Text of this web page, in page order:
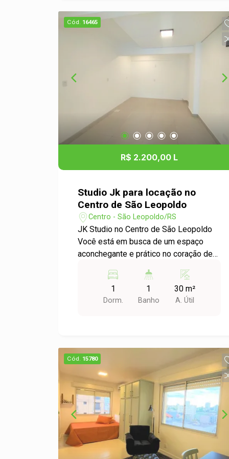
comércio, transporte público e serviços
essenciais. O ambiente é otimizado
para proporcionar conforto e
funcionalidade, ideal para estudantes,
acolhedor. - Próximo a supermercados,
farmácias, restaurantes e tudo o que
você precisa no dia a dia. Não perca a
oportunidade de morar em um dos
Leopoldo. Entre em contato conosco
novo lar! Aguardamos sua mensagem!
Cód. 16465
R$ 2.200,00 L
Studio Jk para locação no
Centro de São Leopoldo
Centro - São Leopoldo/RS
JK Studio no Centro de São Leopoldo
Você está em busca de um espaço
aconchegante e prático no coração de
novo lar: um maravilhoso JK Studio
disponível para locação no bairro
Centro. Características do Apartamento:
charmoso apartamento é ideal para
quem busca conforto e praticidade.
Com uma área útil de 30 m², o espaço
foi projetado para maximizar a
funcionalidade, oferecendo um
ambiente acolhedor e versátil. O JK
Studio conta com um dormitório que
pode ser facilmente adaptado para
diferentes necessidades, seja para
1
Dorm.
1
Banho
30 m²
A. Útil
Cód. 15780